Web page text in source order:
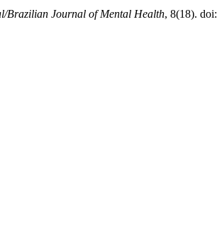
Brazilian Journal of Mental Health, 8(18). doi: